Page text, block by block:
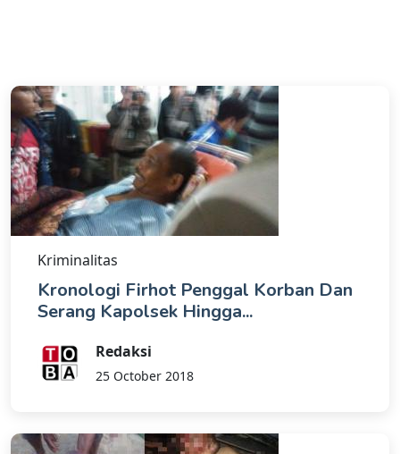
Kriminalitas
Kronologi Firhot Penggal Korban Dan
Serang Kapolsek Hingga...
Redaksi
25 October 2018